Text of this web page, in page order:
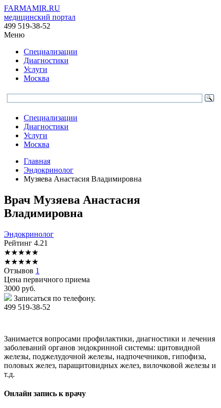
FARMAMIR.RU
медицинский портал
499 519-38-52
Меню
Специализации
Диагностики
Услуги
Москва
Специализации
Диагностики
Услуги
Москва
Главная
Эндокринолог
Музяева Анастасия Владимировна
Врач Музяева Анастасия
Владимировна
Эндокринолог
Рейтинг 4.21
★★★★★
★★★★★
Отзывов 1
Цена первичного приема
3000 руб.
Записаться по телефону.
499 519-38-52
Занимается вопросами профилактики, диагностики и лечения
заболеваний органов эндокринной системы: щитовидной
железы, поджелудочной железы, надпочечников, гипофиза,
половых желез, паращитовидных желез, вилочковой железы и
т.д.
Онлайн запись к врачу